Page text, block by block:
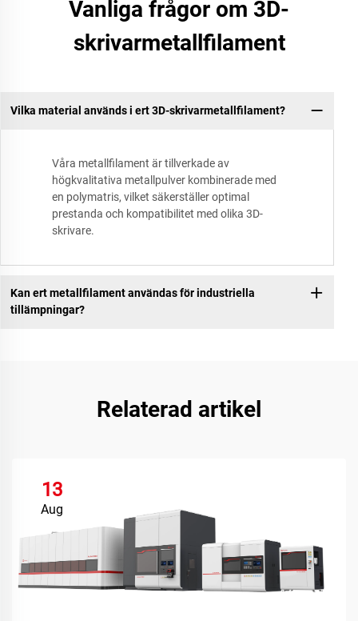
Vanliga frågor om 3D-
skrivarmetallfilament
Vilka material används i ert 3D-skrivarmetallfilament?
Våra metallfilament är tillverkade av
högkvalitativa metallpulver kombinerade med
en polymatris, vilket säkerställer optimal
prestanda och kompatibilitet med olika 3D-
skrivare.
Kan ert metallfilament användas för industriella
tillämpningar?
Relaterad artikel
13
Aug